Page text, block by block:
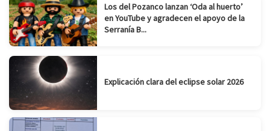
Los del Pozanco lanzan ‘Oda al huerto’
en YouTube y agradecen el apoyo de la
Serranía B...
Explicación clara del eclipse solar 2026